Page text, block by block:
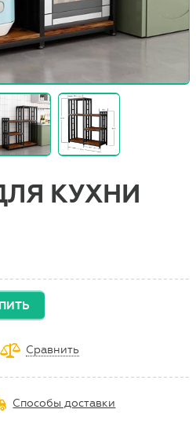
КУХНИ
Сравнить
Способы доставки